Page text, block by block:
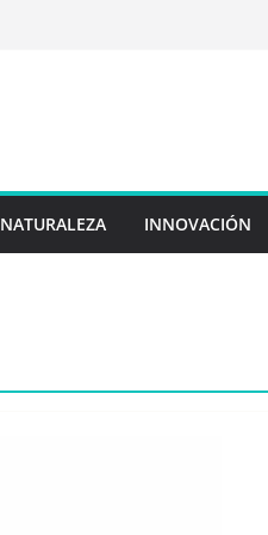
NATURALEZA INNOVACIÓN